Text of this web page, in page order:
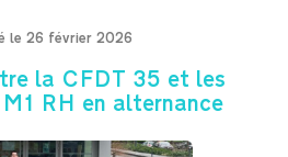
le 26 février 2026
la CFDT 35 et les
RH en alternance